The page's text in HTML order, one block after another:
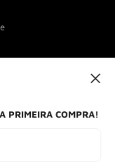
PRIMEIRA COMPRA!